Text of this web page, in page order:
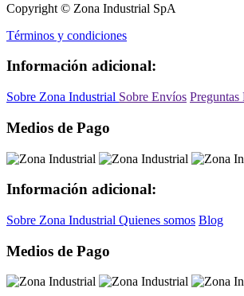
Copyright © Zona Industrial SpA
Términos y condiciones
Información adicional:
Sobre Zona Industrial Sobre Envíos Preguntas
Medios de Pago
Información adicional:
Sobre Zona Industrial Quienes somos Blog
Medios de Pago